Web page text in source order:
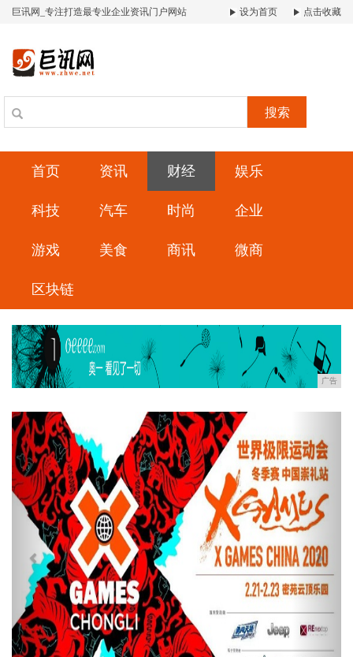
巨讯网_专注打造最专业企业资讯门户网站 设为首页 点击收藏
搜索
首页 资讯 财经 娱乐
科技 汽车 时尚 企业
游戏 美食 商讯 微商
区块链
广告
Previous